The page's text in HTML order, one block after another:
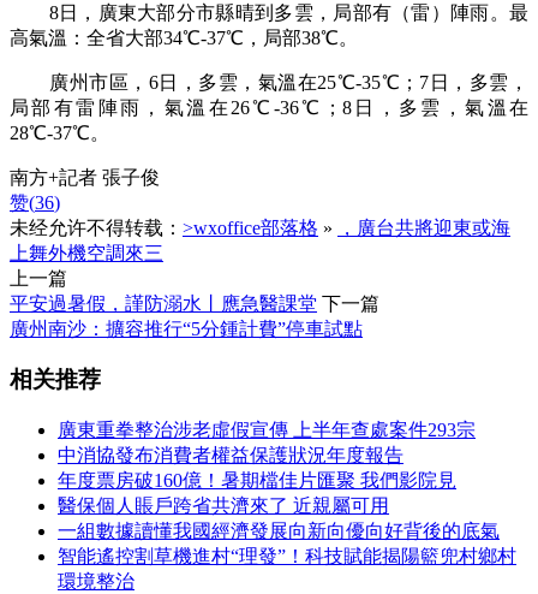
8日，廣東大部分市縣晴到多雲，局部有（雷）陣雨。最
高氣溫：全省大部34℃-37℃，局部38℃。
廣州市區，6日，多雲，氣溫在25℃-35℃；7日，多雲，
局部有雷陣雨，氣溫在26℃-36℃；8日，多雲，氣溫在
28℃-37℃。
南方+記者 張子俊
赞(36)
未经允许不得转载： >wxoffice部落格 »
，廣台共將迎東或海
上舞外機空調來三
上一篇
平安過暑假，謹防溺水丨應急醫課堂 下一篇
廣州南沙：擴容推行“5分鍾計費”停車試點
相关推荐
廣東重拳整治涉老虛假宣傳 上半年查處案件293宗
中消協發布消費者權益保護狀況年度報告
年度票房破160億！暑期檔佳片匯聚 我們影院見
醫保個人賬戶跨省共濟來了 近親屬可用
一組數據讀懂我國經濟發展向新向優向好背後的底氣
智能遙控割草機進村“理發”！科技賦能揭陽籃兜村鄉村
環境整治